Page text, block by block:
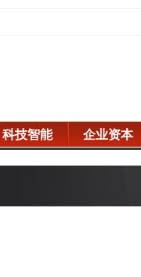
科技智能 企业资本